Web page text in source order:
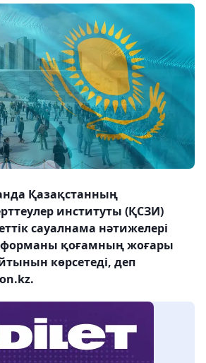
Қазақстанның
институты (ҚСЗИ)
сауалнама нәтижелері
қоғамның жоғары
көрсетеді, деп